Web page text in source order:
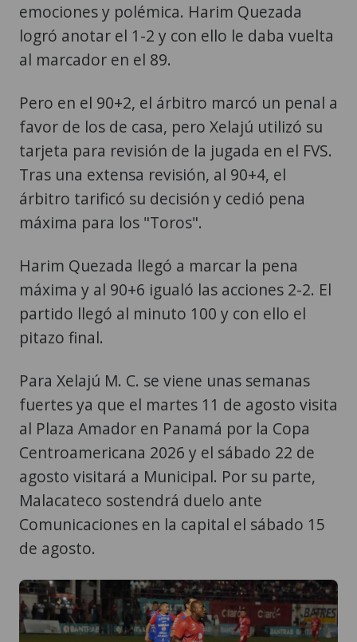
emociones y polémica. Harim Quezada
logró anotar el 1-2 y con ello le daba vuelta
al marcador en el 89.
Pero en el 90+2, el árbitro marcó un penal a
favor de los de casa, pero Xelajú utilizó su
tarjeta para revisión de la jugada en el FVS.
Tras una extensa revisión, al 90+4, el
árbitro tarificó su decisión y cedió pena
máxima para los "Toros".
Harim Quezada llegó a marcar la pena
máxima y al 90+6 igualó las acciones 2-2. El
partido llegó al minuto 100 y con ello el
pitazo final.
Para Xelajú M. C. se viene unas semanas
fuertes ya que el martes 11 de agosto visita
al Plaza Amador en Panamá por la Copa
Centroamericana 2026 y el sábado 22 de
agosto visitará a Municipal. Por su parte,
Malacateco sostendrá duelo ante
Comunicaciones en la capital el sábado 15
de agosto.